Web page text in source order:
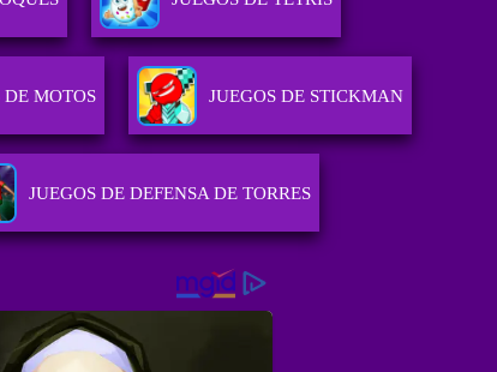
DE MOTOS JUEGOS DE STICKMAN
JUEGOS DE DEFENSA DE TORRES